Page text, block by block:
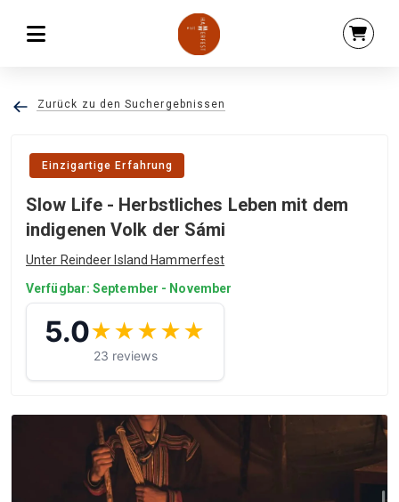
Zurück zu den Suchergebnissen
Einzigartige Erfahrung
Slow Life - Herbstliches Leben mit dem
indigenen Volk der Sámi
Unter Reindeer Island Hammerfest
Verfügbar: September - November